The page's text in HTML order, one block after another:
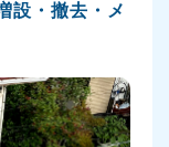
設・撤去・メ